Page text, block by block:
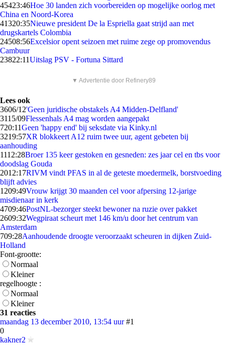
45423:46Hoe 30 landen zich voorbereiden op mogelijke oorlog met
China en Noord-Korea
41320:35Nieuwe president De la Espriella gaat strijd aan met
drugskartels Colombia
24508:56Excelsior opent seizoen met ruime zege op promovendus
Cambuur
23822:11Uitslag PSV - Fortuna Sittard
▼ Advertentie door Refinery89
Lees ook
3606/12'Geen juridische obstakels A4 Midden-Delfland'
3115/09Flessenhals A4 mag worden aangepakt
720:11Geen 'happy end' bij seksdate via Kinky.nl
3219:57XR blokkeert A12 ruim twee uur, agent gebeten bij
aanhouding
1112:28Broer 135 keer gestoken en gesneden: zes jaar cel en tbs voor
doodslag Gouda
2012:17RIVM vindt PFAS in al de geteste moedermelk, borstvoeding
blijft advies
1209:49Vrouw krijgt 30 maanden cel voor afpersing 12-jarige
misdienaar in kerk
4709:46PostNL-bezorger steekt bewoner na ruzie over pakket
2609:32Wegpiraat scheurt met 146 km/u door het centrum van
Amsterdam
709:28Aanhoudende droogte veroorzaakt scheuren in dijken Zuid-
Holland
Font-grootte:
Normaal
Kleiner
regelhoogte :
Normaal
Kleiner
31 reacties
maandag 13 december 2010, 13:54 uur #1
0
kakner2